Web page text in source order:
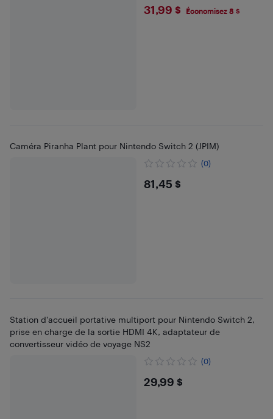
$31.99
31,99 $ Économisez 8 $
Caméra Piranha Plant pour Nintendo Switch 2 (JPIM)
(0)
$81.45
81,45 $
Station d'accueil portative multiport pour Nintendo Switch 2,
prise en charge de la sortie HDMI 4K, adaptateur de
convertisseur vidéo de voyage NS2
(0)
$29.99
29,99 $